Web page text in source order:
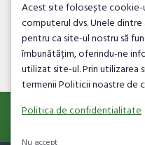
Am citit şi sunt de acord cu
© HATHOR
Acest site folosește cookie-
computerul dvs. Unele
pentru ca site-ul nostru să
îmbunătățim, oferindu-ne
utilizat site-ul. Prin utilizarea
termenii Politicii noastre de
Politica de confidentialitate
Nu accept